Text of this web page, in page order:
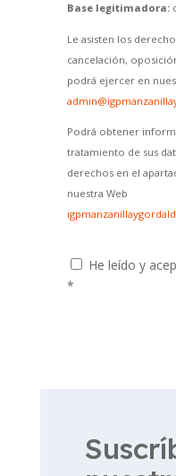
Base legitimadora:
Le asisten los
cancelación,
podrá ejercer en
Podrá obtener
tratamiento de sus
derechos en el
nuestra Web
He leído y
*